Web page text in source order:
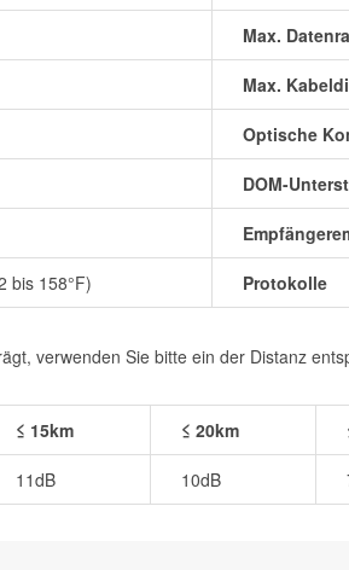
Max.
Max.
Optische
DOM-
bis 158°F) Protokolle
verwenden Sie bitte ein der Distanz
≤ 15km ≤ 20km
11dB 10dB